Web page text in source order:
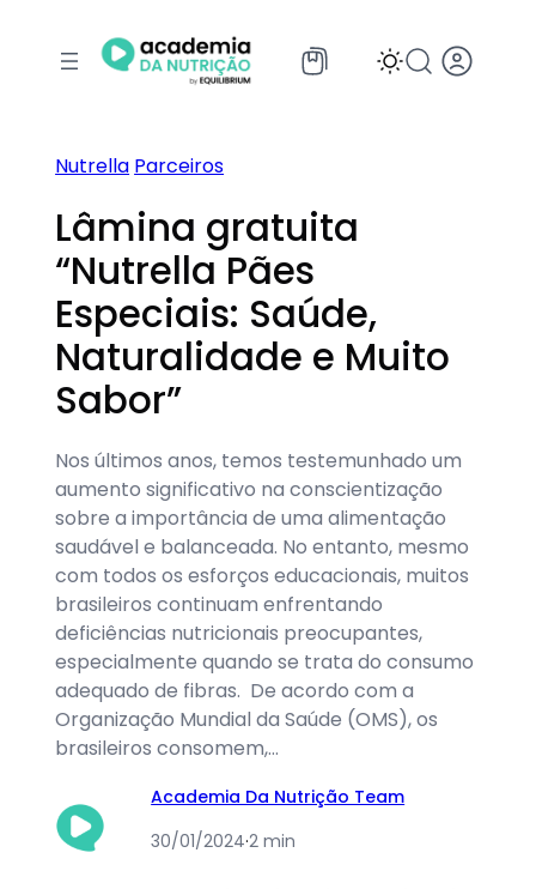
Nutrella Parceiros
Lâmina gratuita
“Nutrella Pães
Especiais: Saúde,
Naturalidade e Muito
Sabor”
Nos últimos anos, temos testemunhado um
aumento significativo na conscientização
sobre a importância de uma alimentação
saudável e balanceada. No entanto, mesmo
com todos os esforços educacionais, muitos
brasileiros continuam enfrentando
deficiências nutricionais preocupantes,
especialmente quando se trata do consumo
adequado de fibras. De acordo com a
Organização Mundial da Saúde (OMS), os
brasileiros consomem,…
Academia Da Nutrição Team
30/01/2024·2 min